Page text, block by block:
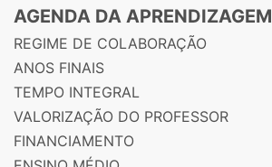
AGENDA DA APRENDIZAGEM
REGIME DE COLABORAÇÃO
ANOS FINAIS
TEMPO INTEGRAL
VALORIZAÇÃO DO PROFESSOR
FINANCIAMENTO